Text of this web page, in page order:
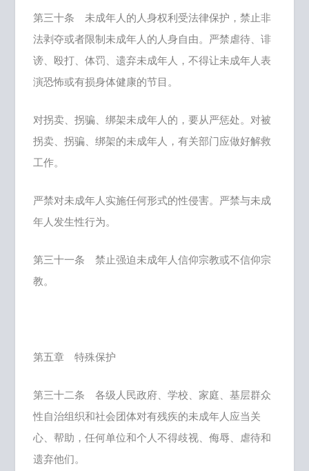
第三十条 未成年人的人身权利受法律保护，禁止非
法剥夺或者限制未成年人的人身自由。严禁虐待、诽
谤、殴打、体罚、遗弃未成年人，不得让未成年人表
演恐怖或有损身体健康的节目。
对拐卖、拐骗、绑架未成年人的，要从严惩处。对被
拐卖、拐骗、绑架的未成年人，有关部门应做好解救
工作。
严禁对未成年人实施任何形式的性侵害。严禁与未成
年人发生性行为。
第三十一条 禁止强迫未成年人信仰宗教或不信仰宗
教。
第五章 特殊保护
第三十二条 各级人民政府、学校、家庭、基层群众
性自治组织和社会团体对有残疾的未成年人应当关
心、帮助，任何单位和个人不得歧视、侮辱、虐待和
遗弃他们。